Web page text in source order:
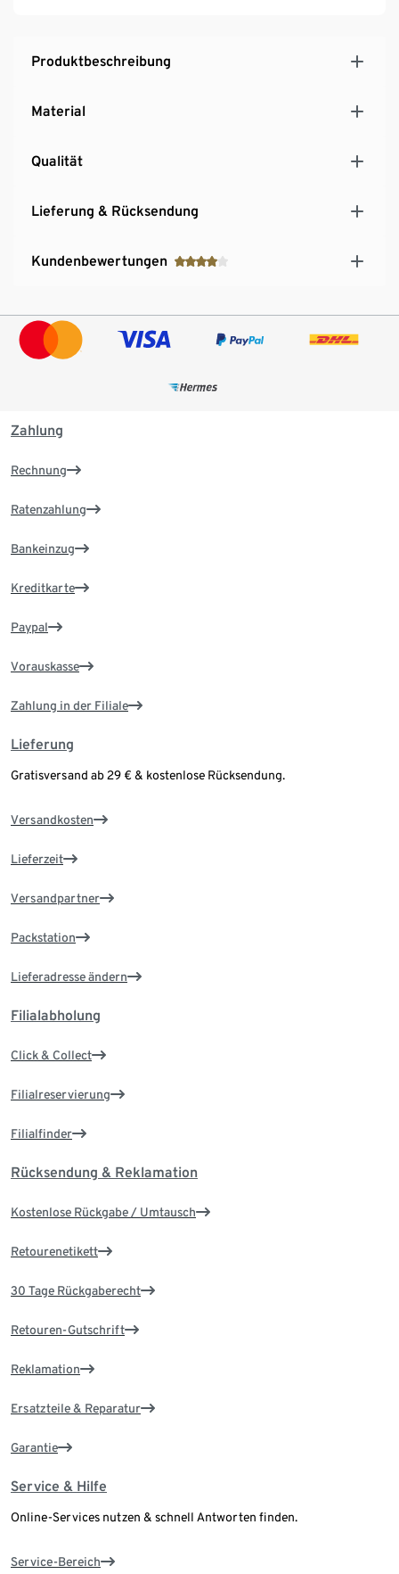
Produktbeschreibung
Material
Qualität
Lieferung & Rücksendung
Kundenbewertungen
Zahlung
Rechnung
Ratenzahlung
Bankeinzug
Kreditkarte
Paypal
Vorauskasse
Zahlung in der Filiale
Lieferung
Gratisversand ab 29 € & kostenlose Rücksendung.
Versandkosten
Lieferzeit
Versandpartner
Packstation
Lieferadresse ändern
Filialabholung
Click & Collect
Filialreservierung
Filialfinder
Rücksendung & Reklamation
Kostenlose Rückgabe / Umtausch
Retourenetikett
30 Tage Rückgaberecht
Retouren-Gutschrift
Reklamation
Ersatzteile & Reparatur
Garantie
Service & Hilfe
Online-Services nutzen & schnell Antworten finden.
Service-Bereich